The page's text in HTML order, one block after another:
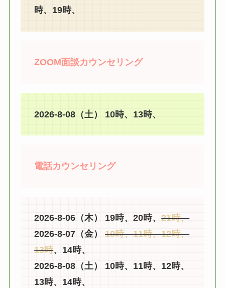
時、19時、
ZOOM面談カウンセリング
2026-8-08（土） 10時、13時、
電話カウンセリング
2026-8-06（木） 19時、20時、21時、
2026-8-07（金）10時、11時、12時、
13時、14時、
2026-8-08（土） 10時、11時、12時、
13時、14時、